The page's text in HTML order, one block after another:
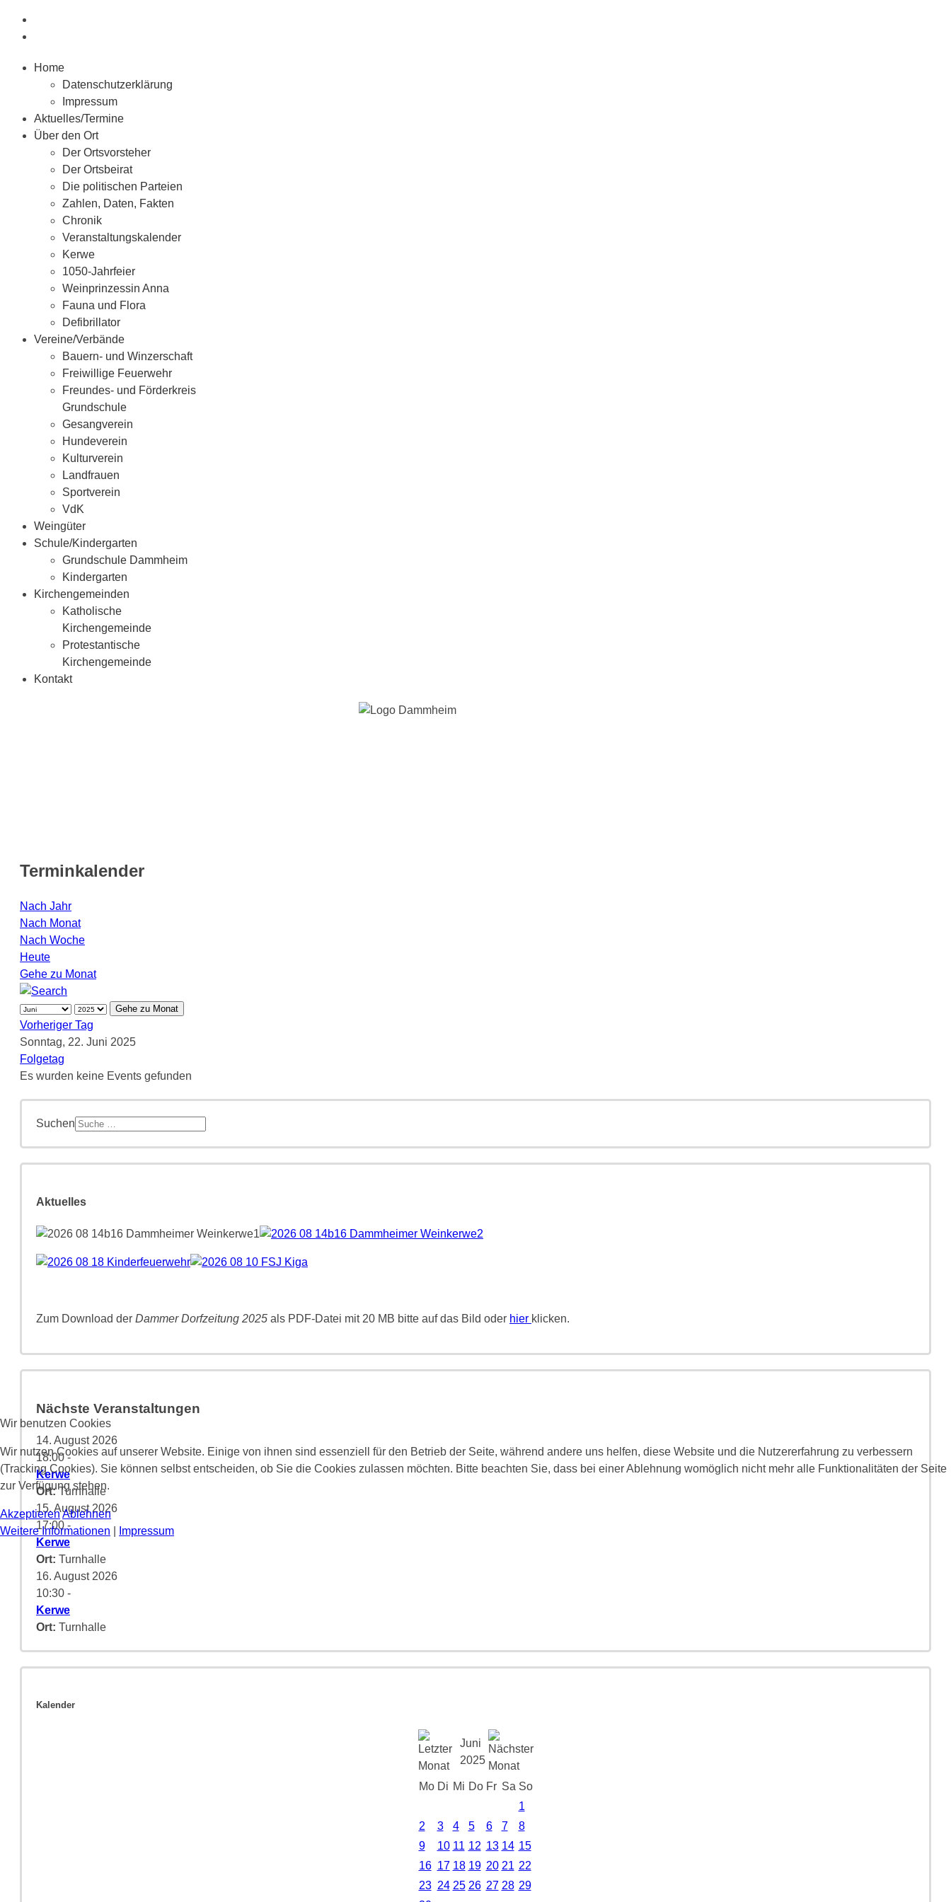
Home
Datenschutzerklärung
Impressum
Aktuelles/Termine
Über den Ort
Der Ortsvorsteher
Der Ortsbeirat
Die politischen Parteien
Zahlen, Daten, Fakten
Chronik
Veranstaltungskalender
Kerwe
1050-Jahrfeier
Weinprinzessin Anna
Fauna und Flora
Defibrillator
Vereine/Verbände
Bauern- und Winzerschaft
Freiwillige Feuerwehr
Freundes- und Förderkreis
Grundschule
Gesangverein
Hundeverein
Kulturverein
Landfrauen
Sportverein
VdK
Weingüter
Schule/Kindergarten
Grundschule Dammheim
Kindergarten
Kirchengemeinden
Katholische
Kirchengemeinde
Protestantische
Kirchengemeinde
Kontakt
Terminkalender
Nach Jahr
Nach Monat
Nach Woche
Heute
Gehe zu Monat
Gehe zu Monat
Vorheriger Tag
Sonntag, 22. Juni 2025
Folgetag
Es wurden keine Events gefunden
Suchen
Aktuelles
Zum Download der Dammer Dorfzeitung 2025 als PDF-Datei mit 20 MB bitte auf das Bild oder hier klicken.
Nächste Veranstaltungen
14. August 2026
18:00-
Kerwe
Ort:Turnhalle
15. August 2026
17:00 -
Kerwe
Ort: Turnhalle
16. August 2026
10:30 -
Kerwe
Ort: Turnhalle
Kalender
Juni
2025
Mo Di Mi Do Fr Sa So
1
2
3 4 5 6 7
8
9
10 11 12 13 14 15
16 17 18 19 20 21 22
23 24 25 26 27 28 29
Wir benutzen Cookies
Wir nutzen Cookies auf unserer Website. Einige von ihnen sind essenziell für den Betrieb der Seite, während andere uns helfen, diese Website und die Nutzererfahrung zu verbessern
(Tracking Cookies). Sie können selbst entscheiden, ob Sie die Cookies zulassen möchten. Bitte beachten Sie, dass bei einer Ablehnung womöglich nicht mehr alle Funktionalitäten der Seite
zur Verfügung stehen.
AkzeptierenAblehnen
Weitere Informationen
Impressum